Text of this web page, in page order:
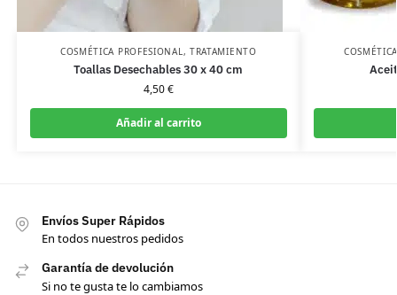
COSMÉTICA PROFESIONAL , TRATAMIENTO
Toallas Desechables 30 x 40 cm
4,50€
Añadir al carrito
Envíos Super Rápidos
En todos nuestros pedidos
Garantía de devolución
Si no te gusta te lo cambiamos